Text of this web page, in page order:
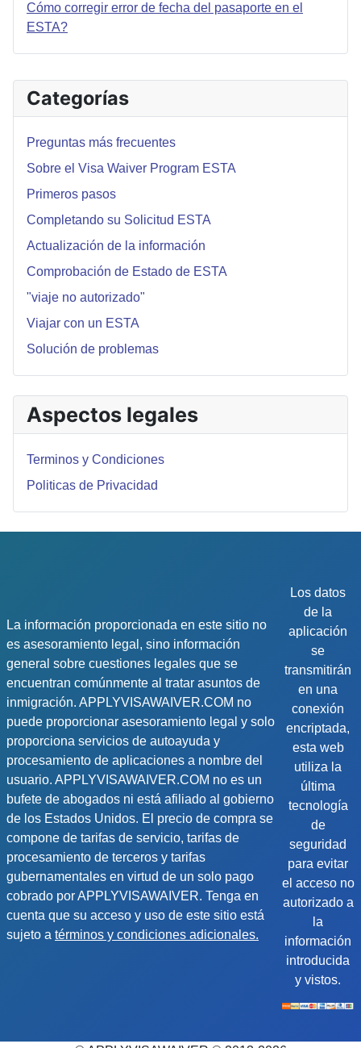
Categorías
Preguntas más frecuentes
Sobre el Visa Waiver Program ESTA
Primeros pasos
Completando su Solicitud ESTA
Actualización de la información
Comprobación de Estado de ESTA
"viaje no autorizado"
Viajar con un ESTA
Solución de problemas
Cómo corregir error de fecha del pasaporte en el
ESTA?
Aspectos legales
Terminos y Condiciones
Politicas de Privacidad
La información proporcionada en este sitio no
es asesoramiento legal, sino información
general sobre cuestiones legales que se
encuentran comúnmente al tratar asuntos de
inmigración. APPLYVISAWAIVER.COM no
puede proporcionar asesoramiento legal y solo
proporciona servicios de autoayuda y
procesamiento de aplicaciones a nombre del
usuario. APPLYVISAWAIVER.COM no es un
bufete de abogados ni está afiliado al gobierno
de los Estados Unidos. El precio de compra se
compone de tarifas de servicio, tarifas de
procesamiento de terceros y tarifas
gubernamentales en virtud de un solo pago
cobrado por APPLYVISAWAIVER. Tenga en
cuenta que su acceso y uso de este sitio está
sujeto a términos y condiciones adicionales.
Los datos
de la
aplicación
se
transmitirán
en una
conexión
encriptada,
esta web
utiliza la
última
tecnología
de
seguridad
para evitar
el acceso no
autorizado a
la
información
introducida
y vistos.